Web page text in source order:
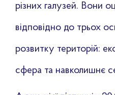
різних галузей. Вони
відповідно до трьох
розвитку територій:
сфера та навколишнє